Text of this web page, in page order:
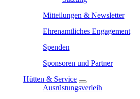
Mitteilungen & Newsletter
Ehrenamtliches Engagement
Spenden
Sponsoren und Partner
Hütten & Service
Ausrüstungsverleih